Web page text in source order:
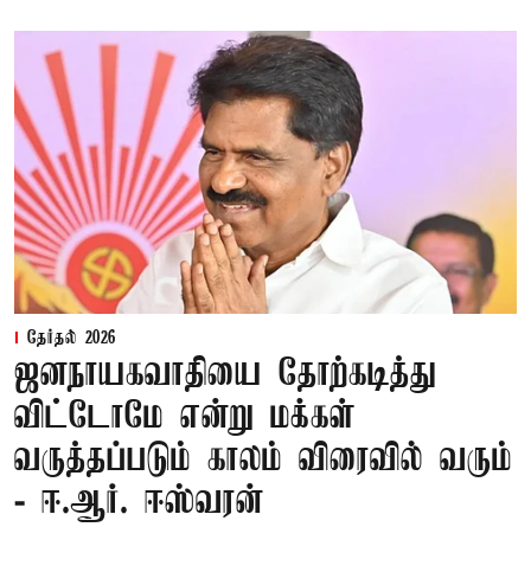
தேர்தல் 2026
ஜனநாயகவாதியை தோற்கடித்து
விட்டோமே என்று மக்கள்
வருத்தப்படும் காலம் விரைவில் வரும்
- ஈ.ஆர். ஈஸ்வரன்